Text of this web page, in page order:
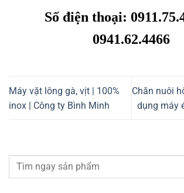
Số điện thoại:
0941.62.4466
Máy vặt lông gà, vịt | 100%
inox | Công ty Bình Minh
Chăn nuôi
dụng máy